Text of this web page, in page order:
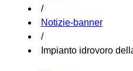
/
Notizie-banner
/
Impianto idrovoro